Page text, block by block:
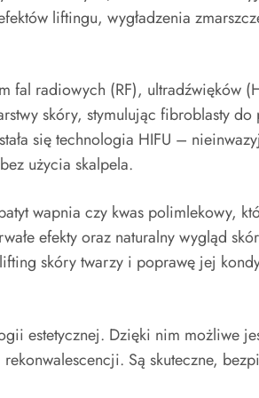
liftingu, wygładzenia
fal radiowych (RF), ultradźwięków
skóry, stymulując fibroblasty
się technologia HIFU –
użycia skalpela.
wapnia czy kwas polimlekowy,
efekty oraz naturalny wygląd
skóry twarzy i poprawę jej
estetycznej. Dzięki nim możliwe
Są skuteczne,